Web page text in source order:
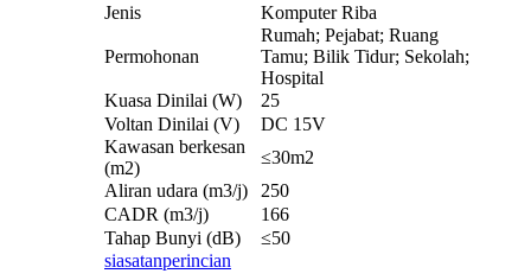
Jenis
Komputer Riba
Permohonan
Rumah; Pejabat; Ruang
Tamu; Bilik Tidur; Sekolah;
Hospital
Kuasa Dinilai (W)
25
Voltan Dinilai (V)
DC 15V
Kawasan berkesan
(m2)
≤30m2
Aliran udara (m3/j)
250
CADR (m3/j)
166
Tahap Bunyi (dB)
≤50
siasatanperincian